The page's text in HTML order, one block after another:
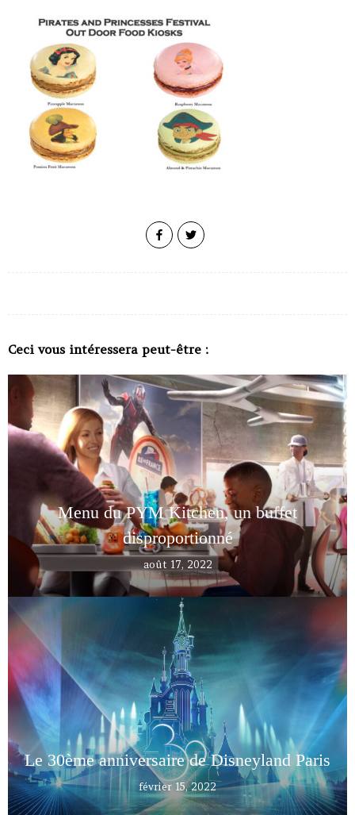
Ceci vous intéressera peut-être :
Menu du PYM Kitchen, un buffet
disproportionné
août 17, 2022
Le 30ème anniversaire de Disneyland Paris
février 15, 2022